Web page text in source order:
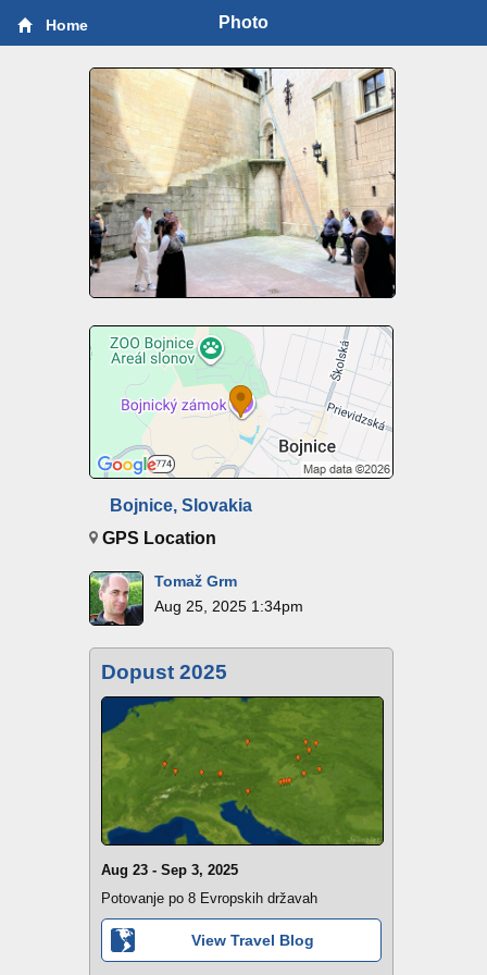
Home Photo
Bojnice, Slovakia
GPS Location
Tomaž Grm
Aug 25, 2025 1:34pm
Dopust 2025
Aug 23 - Sep 3, 2025
Potovanje po 8 Evropskih državah
View Travel Blog